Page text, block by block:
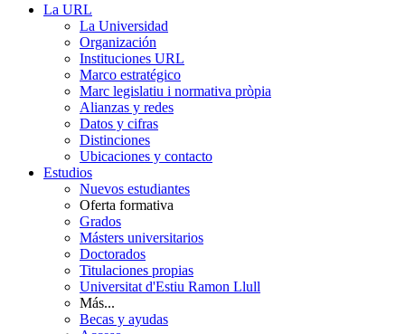
La URL
La Universidad
Organización
Instituciones URL
Marco estratégico
Marc legislatiu i normativa pròpia
Alianzas y redes
Datos y cifras
Distinciones
Ubicaciones y contacto
Estudios
Nuevos estudiantes
Oferta formativa
Grados
Másters universitarios
Doctorados
Titulaciones propias
Universitat d'Estiu Ramon Llull
Más...
Becas y ayudas